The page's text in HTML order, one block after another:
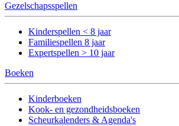
Gezelschapsspellen
Kinderspellen < 8 jaar
Familiespellen 8 jaar
Expertspellen > 10 jaar
Boeken
Kinderboeken
Kook- en gezondheidsboeken
Scheurkalenders & Agenda's